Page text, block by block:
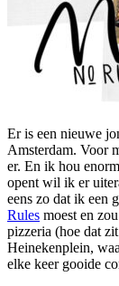
Er is een nieuwe
Amsterdam. Voor
er. En ik hou
opent wil ik er
eens zo dat ik een
Rules moest en
pizzeria (hoe dat
Heinekenplein,
elke keer gooide